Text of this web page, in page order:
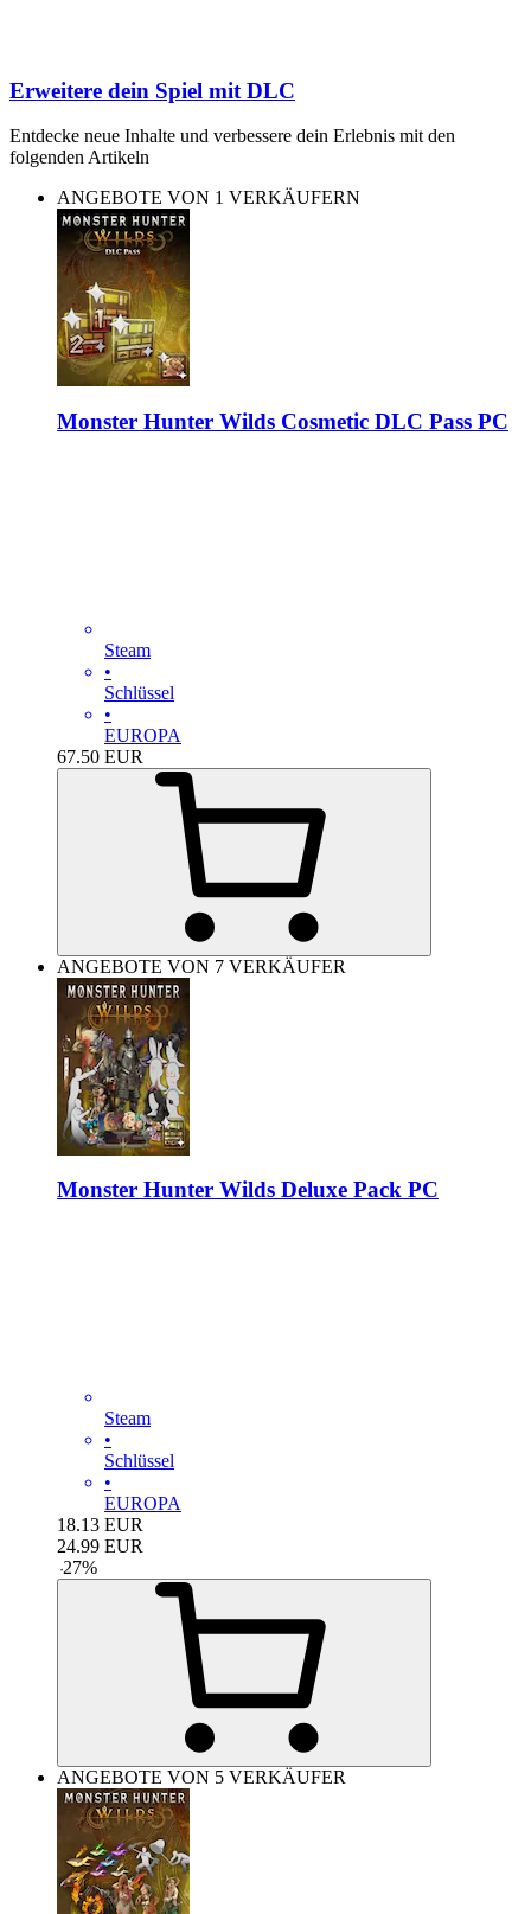
Erweitere dein Spiel mit DLC
Entdecke neue Inhalte und verbessere dein Erlebnis mit den
folgenden Artikeln
ANGEBOTE VON 1 VERKÄUFERN
Monster Hunter Wilds Cosmetic DLC Pass PC
Steam
•
Schlüssel
•
EUROPA
67.50 EUR
ANGEBOTE VON 7 VERKÄUFER
Monster Hunter Wilds Deluxe Pack PC
Steam
•
Schlüssel
•
EUROPA
18.13 EUR
24.99 EUR
-27%
ANGEBOTE VON 5 VERKÄUFER